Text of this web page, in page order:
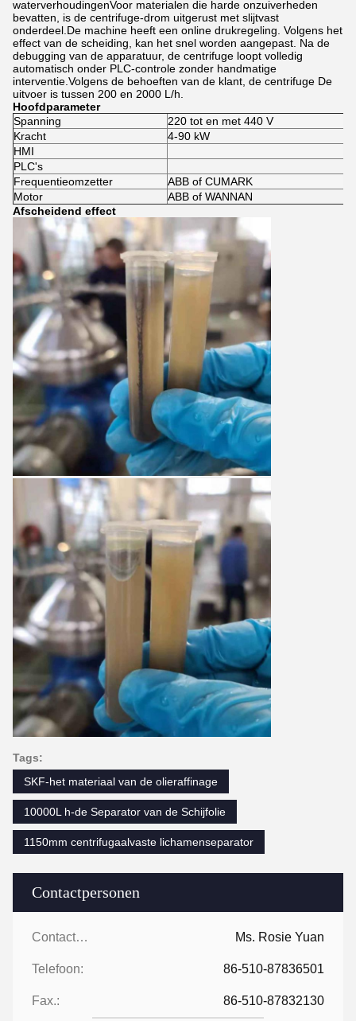
Contactpersonen
Contactpersonen: Ms. Rosie Yuan
Telefoon: 86-510-87836501
Fax.: 86-510-87832130
waterverhoudingenVoor materialen die harde onzuiverheden
bevatten, is de centrifuge-drom uitgerust met slijtvast
onderdeel.De machine heeft een online drukregeling. Volgens het
effect van de scheiding, kan het snel worden aangepast. Na de
debugging van de apparatuur, de centrifuge loopt volledig
automatisch onder PLC-controle zonder handmatige
interventie.Volgens de behoeften van de klant, de centrifuge De
uitvoer is tussen 200 en 2000 L/h.
Hoofdparameter
Spanning
220 tot en met 440 V
Kracht
4-90 kW
HMI
PLC's
Frequentieomzetter
ABB of CUMARK
Motor
ABB of WANNAN
Afscheidend effect
Tags:
SKF-het materiaal van de olieraffinage
10000L h-de Separator van de Schijfolie
1150mm centrifugaalvaste lichamenseparator